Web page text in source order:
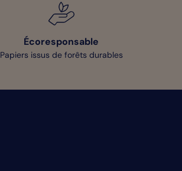
Écoresponsable
Papiers issus de forêts durables